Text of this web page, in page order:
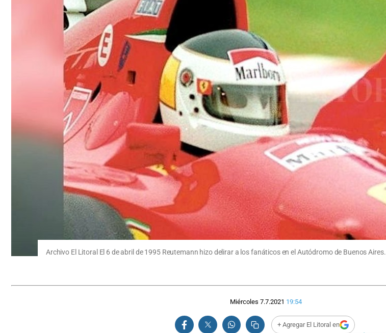
Archivo El Litoral El 6 de abril de 1995 Reutemann hizo delirar a los fanáticos en el Autódromo de Buenos Aires.
Miércoles 7.7.2021 19:54
+ Agregar El Litoral en